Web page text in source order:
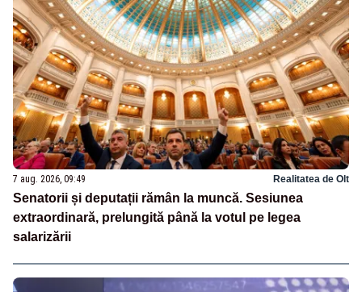
7 aug. 2026, 09:49 Realitatea de Olt
Senatorii și deputații rămân la muncă. Sesiunea
extraordinară, prelungită până la votul pe legea
salarizării